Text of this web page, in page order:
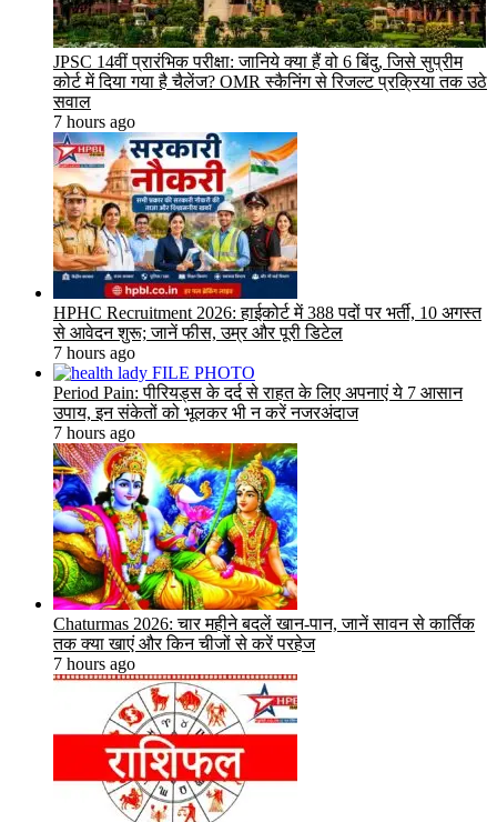
JPSC 14वीं प्रारंभिक परीक्षा: जानिये क्या हैं वो 6 बिंदु, जिसे सुप्रीम
कोर्ट में दिया गया है चैलेंज? OMR स्कैनिंग से रिजल्ट प्रक्रिया तक उठे
सवाल
7 hours ago
HPHC Recruitment 2026: हाईकोर्ट में 388 पदों पर भर्ती, 10 अगस्त
से आवेदन शुरू; जानें फीस, उम्र और पूरी डिटेल
7 hours ago
Period Pain: पीरियड्स के दर्द से राहत के लिए अपनाएं ये 7 आसान
उपाय, इन संकेतों को भूलकर भी न करें नजरअंदाज
7 hours ago
Chaturmas 2026: चार महीने बदलें खान-पान, जानें सावन से कार्तिक
तक क्या खाएं और किन चीजों से करें परहेज
7 hours ago